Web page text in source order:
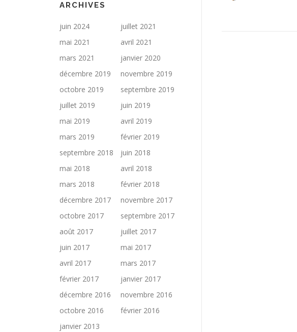
ARCHIVES
juin 2024
juillet 2021
mai 2021
avril 2021
mars 2021
janvier 2020
décembre 2019
novembre 2019
octobre 2019
septembre 2019
juillet 2019
juin 2019
mai 2019
avril 2019
mars 2019
février 2019
septembre 2018
juin 2018
mai 2018
avril 2018
mars 2018
février 2018
décembre 2017
novembre 2017
octobre 2017
septembre 2017
août 2017
juillet 2017
juin 2017
mai 2017
avril 2017
mars 2017
février 2017
janvier 2017
décembre 2016
novembre 2016
octobre 2016
février 2016
janvier 2013